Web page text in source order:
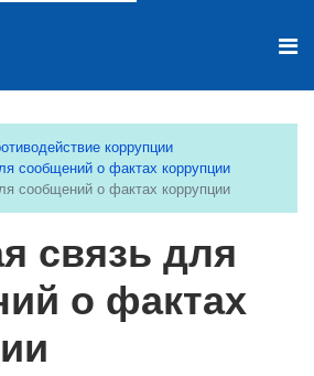
коррупции
сообщений о фактах коррупции
сообщений о фактах коррупции
связь для
о фактах